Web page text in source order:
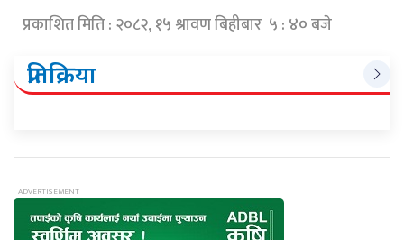
प्रकाशित मिति : २०८२, १५ श्रावण बिहीबार ५ : ४० बजे
प्रतिक्रिया